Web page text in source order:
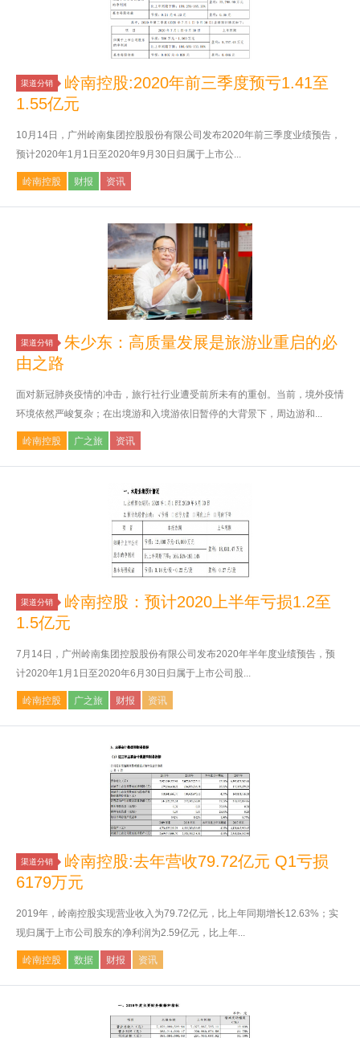
渠道分销
岭南控股:2020年前三季度预亏1.41至
1.55亿元
10月14日，广州岭南集团控股股份有限公司发布2020年前三季度业绩预告，
预计2020年1月1日至2020年9月30日归属于上市公...
岭南控股 财报 资讯
渠道分销
朱少东：高质量发展是旅游业重启的必
由之路
面对新冠肺炎疫情的冲击，旅行社行业遭受前所未有的重创。当前，境外疫情
环境依然严峻复杂；在出境游和入境游依旧暂停的大背景下，周边游和...
岭南控股 广之旅 资讯
渠道分销
岭南控股：预计2020上半年亏损1.2至
1.5亿元
7月14日，广州岭南集团控股股份有限公司发布2020年半年度业绩预告，预
计2020年1月1日至2020年6月30日归属于上市公司股...
岭南控股 广之旅 财报 资讯
渠道分销
岭南控股:去年营收79.72亿元 Q1亏损
6179万元
2019年，岭南控股实现营业收入为79.72亿元，比上年同期增长12.63%；实
现归属于上市公司股东的净利润为2.59亿元，比上年...
岭南控股 数据 财报 资讯